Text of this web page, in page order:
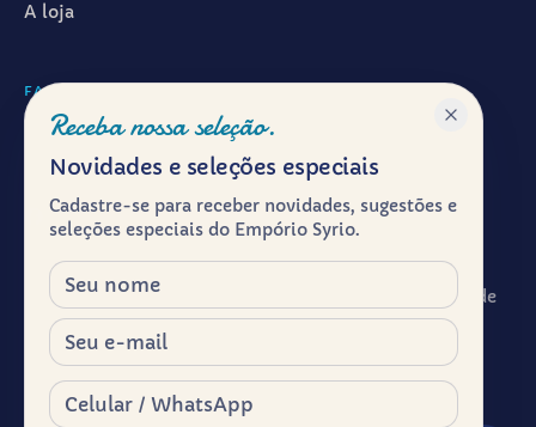
A loja
FALAR CONOSCO
WhatsApp ·(11) 99601-7286
Instagram · @emporiosyrio
Facebook · @emporiosyrio
contato@emporiosyrio.com.br
R. Comendador Abdo Schahin, 136 - Centro Histórico de
São Paulo, São Paulo - SP, 01023-050
Segunda a sábado, das 9h às 19h
Receba nossa seleção.
Novidades e seleções especiais
Cadastre-se para receber novidades, sugestões e
seleções especiais do Empório Syrio.
Nome
E-mail
Celular / WhatsApp